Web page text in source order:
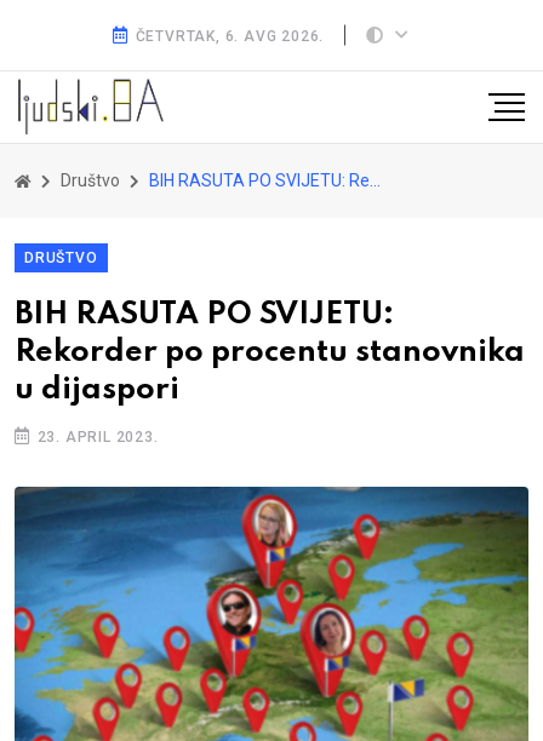
ČETVRTAK, 6. AVG 2026.
Društvo BIH RASUTA PO SVIJETU: Rekorder po procentu stanovnika u dijaspori
DRUŠTVO
BIH RASUTA PO SVIJETU:
Rekorder po procentu stanovnika
u dijaspori
23. APRIL 2023.